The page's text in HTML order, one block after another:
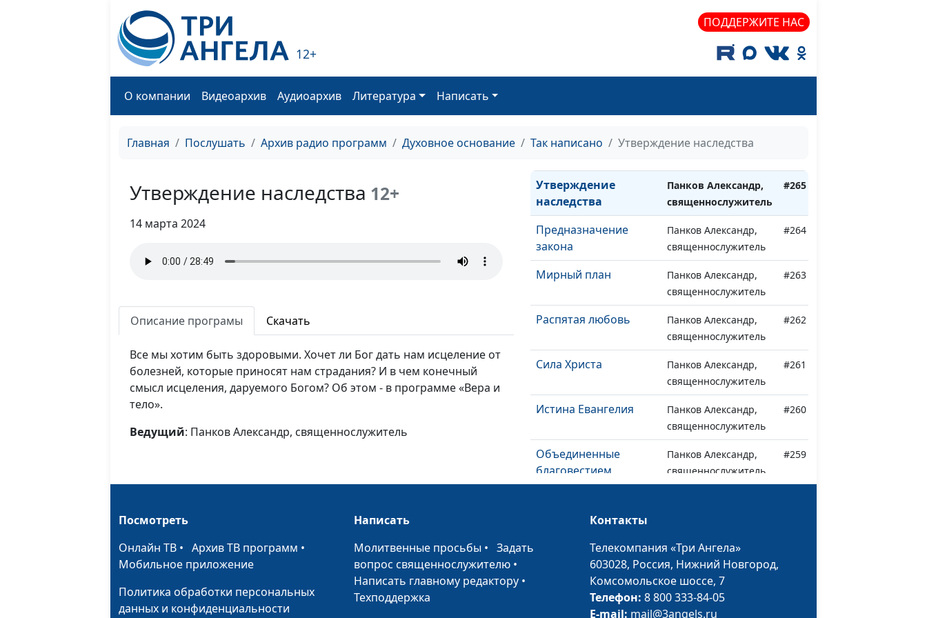
12+
ПОДДЕРЖИТЕ НАС
О компании Видеоархив Аудиоархив Литература Написать
Главная Послушать Архив радио программ Духовное основание Так написано Утверждение наследства
Утверждение наследства 12+
14 марта 2024
Описание програмы Скачать
Все мы хотим быть здоровыми. Хочет ли Бог дать нам исцеление от
болезней, которые приносят нам страдания? И в чем конечный
смысл исцеления, даруемого Богом? Об этом - в программе «Вера и
тело».
Ведущий: Панков Александр, священнослужитель
священнослужитель
Панков Александр,
#268
(вторая часть)
священнослужитель
Человечность Христа
Панков Александр,
Утверждение
наследства
Панков Александр,
священнослужитель
#265
Предназначение
закона
Панков Александр,
священнослужитель
#264
Мирный план
Панков Александр,
священнослужитель
#263
Распятая любовь
Панков Александр,
священнослужитель
#262
Сила Христа
Панков Александр,
священнослужитель
#261
Истина Евангелия
Панков Александр,
священнослужитель
#260
Объединенные
благовестием
Панков Александр,
священнослужитель
#259
Отступление от
Панков Александр,
священнослужитель
Полное Евангелие
(третья часть)
Панков Александр,
священнослужитель
Посмотреть
Онлайн ТВ • Архив ТВ программ •
Мобильное приложение
Политика обработки персональных
данных и конфиденциальности
Написать
Молитвенные просьбы •Задать
вопрос священнослужителю •
Написать главному редактору •
Техподдержка
Контакты
Телекомпания «Три Ангела»
603028, Россия, Нижний Новгород,
Комсомольское шоссе, 7
Телефон: 8 800 333-84-05
E-mail: mail@3angels.ru